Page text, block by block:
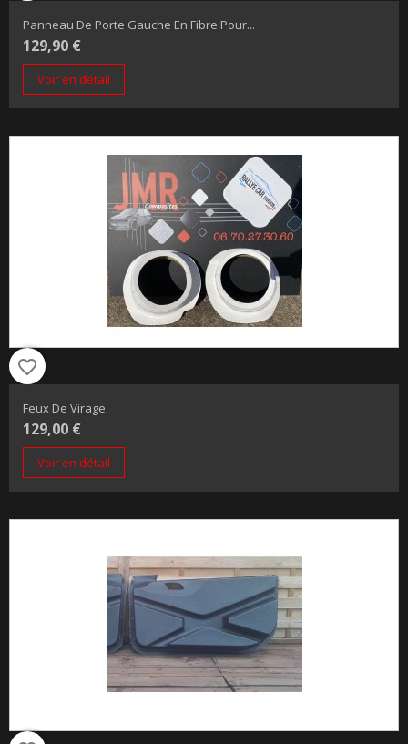
Panneau De Porte Gauche En Fibre Pour...
129,90 €
Voir en détail
favorite_border
Feux De Virage
129,00 €
Voir en détail